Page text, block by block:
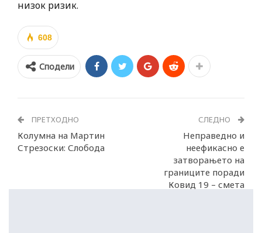
низок ризик.
608
Сподели
ПРЕТХОДНО
Колумна на Мартин
Стрезоски: Слобода
СЛЕДНО
Неправедно и
неефикасно е
затворањето на
границите поради
Ковид 19 – смета